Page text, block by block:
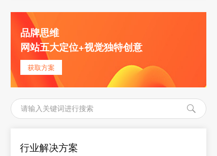
品牌思维
网站五大定位+视觉独特创意
获取方案
行业解决方案